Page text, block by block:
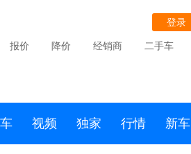
登录
报价 降价 经销商 二手车
视频 独家 行情 新车